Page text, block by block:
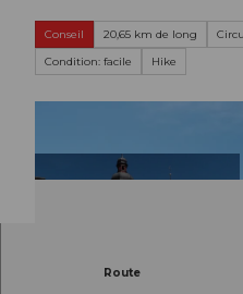
Conseil 20,65 km de long
Condition: facile
Hike
Route